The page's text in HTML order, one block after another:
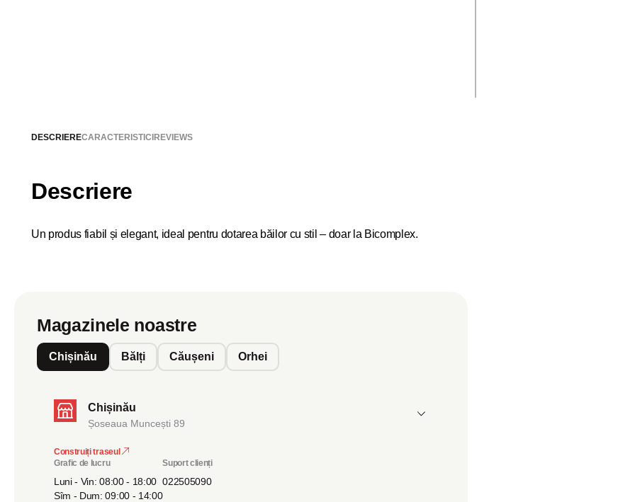
DESCRIERECARACTERISTICI REVIEWS
Descriere
Un produs fiabil și elegant, ideal pentru dotarea băilor cu stil – doar la Bicomplex.
Magazinele noastre
Chișinău Bălți Căușeni Orhei
Chișinău
Șoseaua Muncești 89
Construiți traseul
Grafic de lucru
Luni - Vin: 08:00 - 18:00
Sîm - Dum: 09:00 - 14:00
Suport clienți
022505090